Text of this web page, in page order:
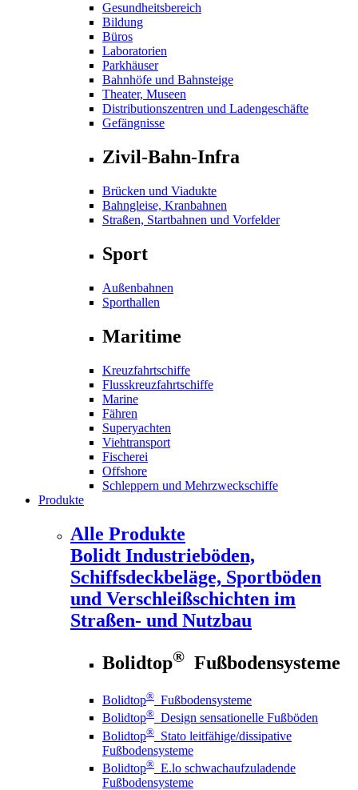
Gesundheitsbereich
Bildung
Büros
Laboratorien
Parkhäuser
Bahnhöfe und Bahnsteige
Theater, Museen
Distributionszentren und Ladengeschäfte
Gefängnisse
Zivil-Bahn-Infra
Brücken und Viadukte
Bahngleise, Kranbahnen
Straßen, Startbahnen und Vorfelder
Sport
Außenbahnen
Sporthallen
Maritime
Kreuzfahrtschiffe
Flusskreuzfahrtschiffe
Marine
Fähren
Superyachten
Viehtransport
Fischerei
Offshore
Schleppern und Mehrzweckschiffe
Produkte
Alle Produkte
Bolidt Industrieböden,
Schiffsdeckbeläge, Sportböden
und Verschleißschichten im
Straßen- und Nutzbau
Bolidtop® Fußbodensysteme
Bolidtop® Fußbodensysteme
Bolidtop® Design sensationelle Fußböden
Bolidtop® Stato leitfähige/dissipative
Fußbodensysteme
Bolidtop® E.lo schwachaufzuladende
Fußbodensysteme